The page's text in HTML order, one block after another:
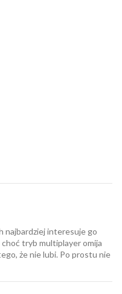
najbardziej interesuje go
choć tryb multiplayer omija
że nie lubi. Po prostu nie